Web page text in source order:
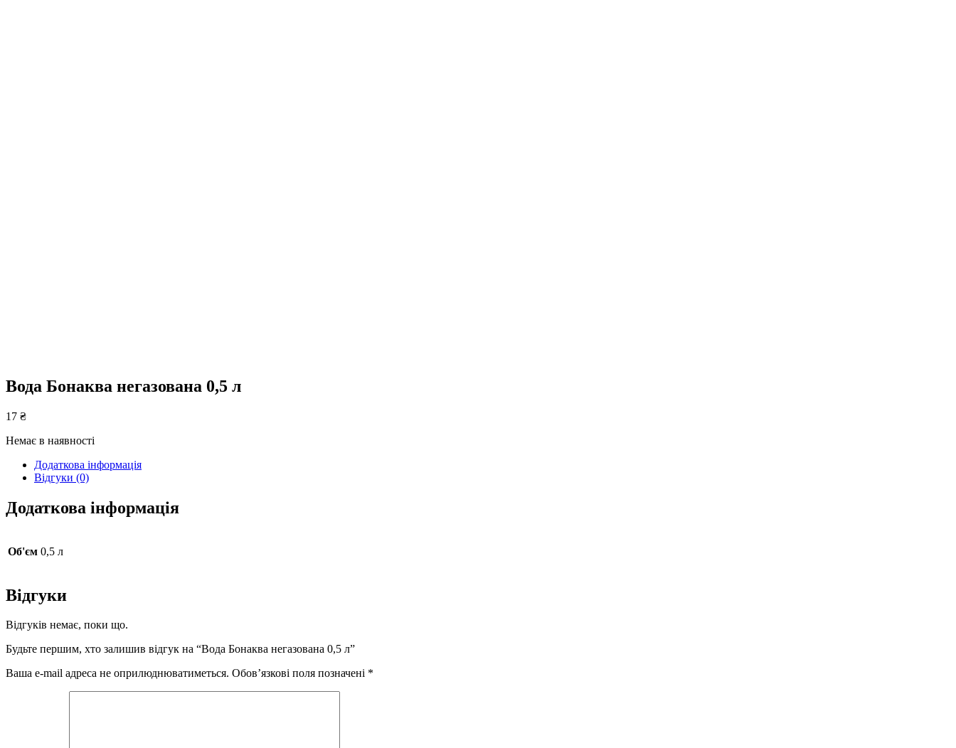
Вода Бонаква негазована 0,5 л
17 ₴
Немає в наявності
Додаткова інформація
Відгуки (0)
Додаткова інформація
Об'єм 0,5 л
Відгуки
Відгуків немає, поки що.
Будьте першим, хто залишив відгук на “Вода Бонаква негазована 0,5 л”
Ваша e-mail адреса не оприлюднюватиметься. Обов’язкові поля позначені *